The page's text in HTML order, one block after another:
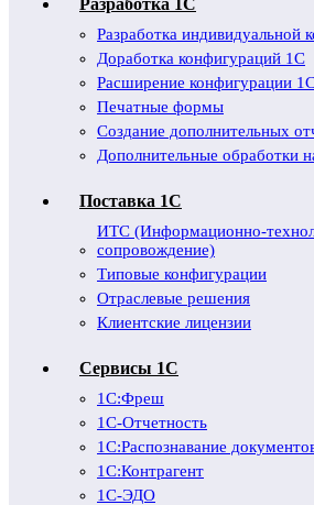
Разработка 1С
Разработка индивидуальной
Доработка конфигураций 1С
Расширение конфигурации
Печатные формы
Создание дополнительных
Дополнительные обработки
Поставка 1С
ИТС (Информационно-
сопровождение)
Типовые конфигурации
Отраслевые решения
Клиентские лицензии
Сервисы 1С
1С:Фреш
1С-Отчетность
1С:Распознавание
1С:Контрагент
1С-ЭДО